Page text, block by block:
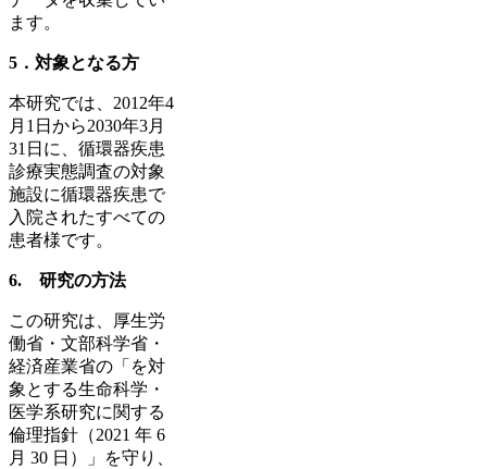
ます。
5．対象となる方
本研究では、2012年4
月1日から2030年3月
31日に、循環器疾患
診療実態調査の対象
施設に循環器疾患で
入院されたすべての
患者様です。
6. 研究の方法
この研究は、厚生労
働省・文部科学省・
経済産業省の「を対
象とする生命科学・
医学系研究に関する
倫理指針（2021 年 6
月 30 日）」を守り、